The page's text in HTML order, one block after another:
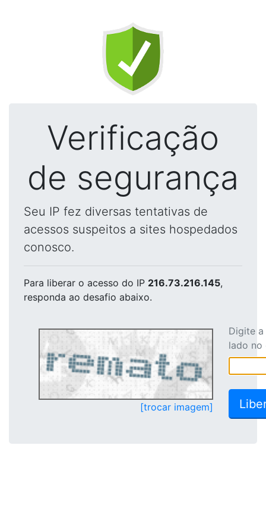
Verificação
de segurança
Seu IP fez diversas tentativas de
acessos suspeitos a sites hospedados
conosco.
Para liberar o acesso do IP 216.73.216.145,
responda ao desafio abaixo.
[trocar imagem]
Digite
lado no